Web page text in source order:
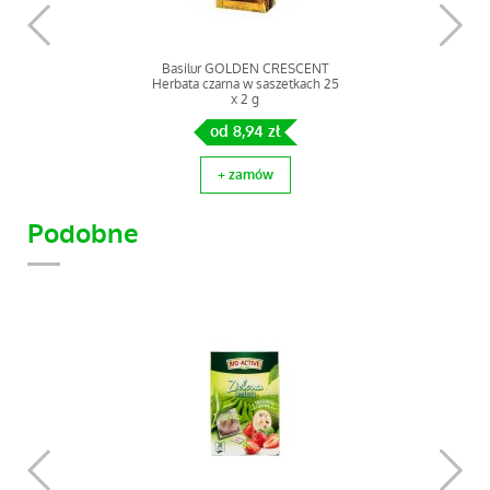
Basilur GOLDEN CRESCENT
Herbata czarna w saszetkach 25
x 2 g
od 8,94 zł
+ zamów
Basilur KSIĄŻKA VOL. V
Podobne